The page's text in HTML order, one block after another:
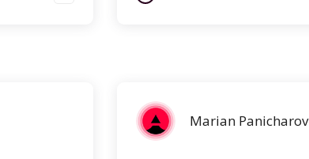
Marian Panicharov